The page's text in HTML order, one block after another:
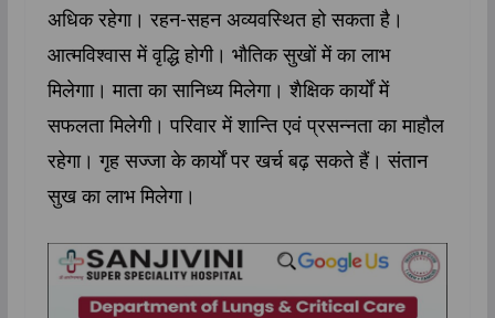
अधिक रहेगा। रहन-सहन अव्यवस्थित हो सकता है।
आत्मविश्वास में वृद्धि होगी। भौतिक सुखों में का लाभ
मिलेगाा। माता का सानिध्य मिलेगा। शैक्षिक कार्यों में
सफलता मिलेगी। परि‍वार में शान्ति एवं प्रसन्नता का माहौल
रहेगा। गृह सज्जा के कार्यों पर खर्च बढ़ सकते हैं। संतान
सुख का लाभ म‍िलेगा।